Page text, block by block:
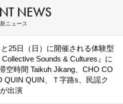
NEWS
ニュース
25日（日）に開催される体験型
Sounds & Cultures』に
空時間 Taikuh Jikang、CHO CO
QUIN QUIN、Ｔ字路s、民謡ク
出演